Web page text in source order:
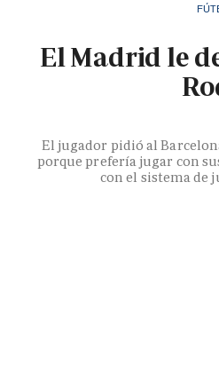
El Madrid le
El jugador pidió al
porque prefería jugar con
con el sistema de